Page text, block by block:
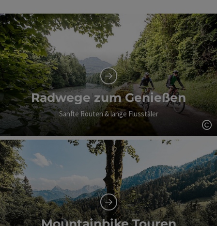
Radwege zum Genießen
Sanfte Routen & lange Flusstäler